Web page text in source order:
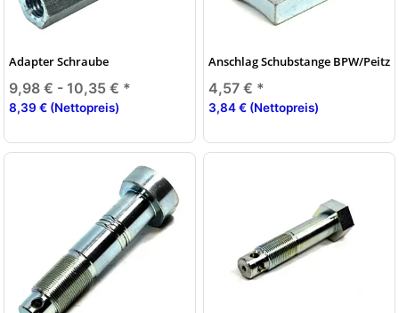
Adapter Schraube
9,98 € - 10,35 € *
8,39 € (Nettopreis)
Anschlag Schubstange BPW/Peitz
4,57 € *
3,84 € (Nettopreis)